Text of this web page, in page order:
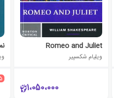
Romeo and Juliet
ویلیام شکسپیر
1،050،000